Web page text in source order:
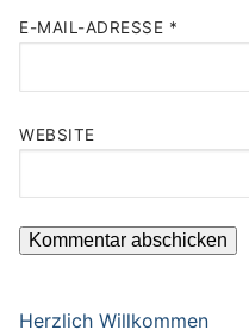
E-MAIL-ADRESSE *
WEBSITE
Herzlich Willkommen